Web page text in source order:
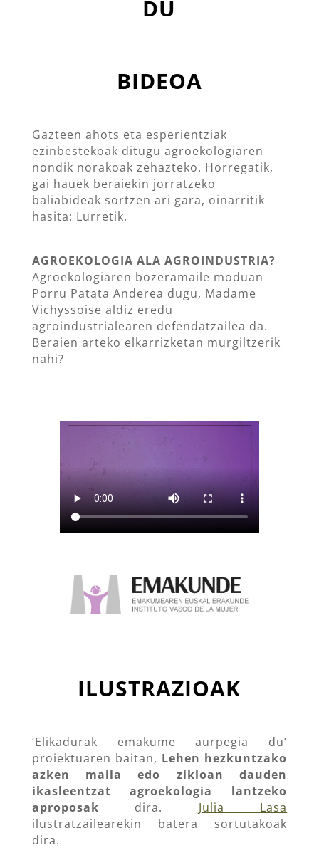
DU
BIDEOA
Gazteen ahots eta esperientziak
ezinbestekoak ditugu agroekologiaren
nondik norakoak zehazteko. Horregatik,
gai hauek beraiekin jorratzeko
baliabideak sortzen ari gara, oinarritik
hasita: Lurretik.
AGROEKOLOGIA ALA AGROINDUSTRIA?
Agroekologiaren bozeramaile moduan
Porru Patata Anderea dugu, Madame
Vichyssoise aldiz eredu
agroindustrialearen defendatzailea da.
Beraien arteko elkarrizketan murgiltzerik
nahi?
ILUSTRAZIOAK
‘Elikadurak emakume aurpegia du’
proiektuaren baitan, Lehen hezkuntzako
azken maila edo zikloan dauden
ikasleentzat agroekologia lantzeko
aproposak dira. Julia Lasa
ilustratzailearekin batera sortutakoak
dira.